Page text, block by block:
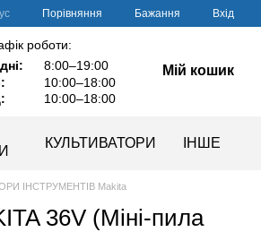
Порівняння Бажання Вхід
роботи:
8:00–19:00
10:00–18:00
10:00–18:00
Мій кошик
КУЛЬТИВАТОРИ ІНШЕ
ІНСТРУМЕНТІВ Makita
36V (Міні-пила